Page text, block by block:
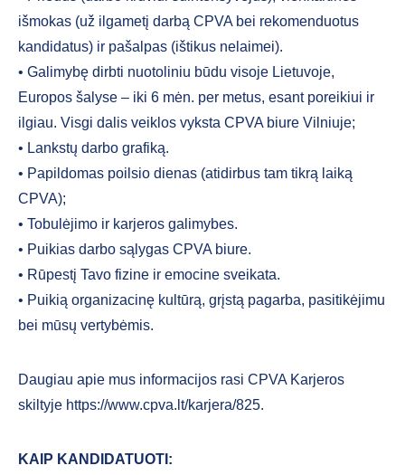
išmokas (už ilgametį darbą CPVA bei rekomenduotus
kandidatus) ir pašalpas (ištikus nelaimei).
• Galimybę dirbti nuotoliniu būdu visoje Lietuvoje,
Europos šalyse – iki 6 mėn. per metus, esant poreikiui ir
ilgiau. Visgi dalis veiklos vyksta CPVA biure Vilniuje;
• Lankstų darbo grafiką.
• Papildomas poilsio dienas (atidirbus tam tikrą laiką
CPVA);
• Tobulėjimo ir karjeros galimybes.
• Puikias darbo sąlygas CPVA biure.
• Rūpestį Tavo fizine ir emocine sveikata.
• Puikią organizacinę kultūrą, grįstą pagarba, pasitikėjimu
bei mūsų vertybėmis.
Daugiau apie mus informacijos rasi CPVA Karjeros
skiltyje https://www.cpva.lt/karjera/825.
KAIP KANDIDATUOTI: